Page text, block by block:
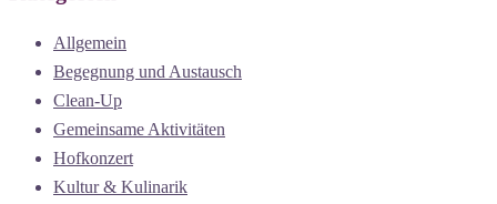
Allgemein
Begegnung und Austausch
Clean-Up
Gemeinsame Aktivitäten
Hofkonzert
Kultur & Kulinarik